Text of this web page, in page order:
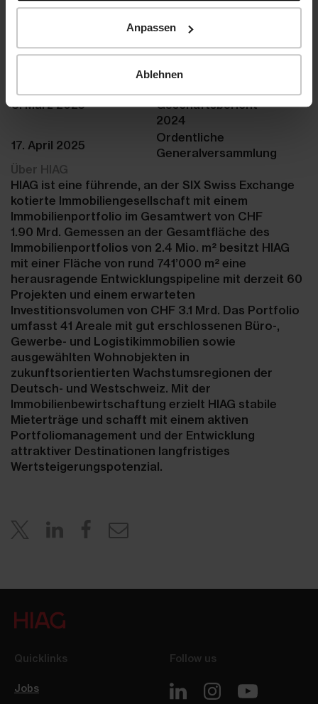
Anpassen
Ablehnen
Veröffentlichung
Halbjahresbericht
HIAG Capital Market
Day
3. März 2025
Geschäftsbericht
2024
17. April 2025
Ordentliche
Generalversammlung
Über HIAG
HIAG ist eine führende, an der SIX Swiss Exchange
kotierte Immobiliengesellschaft mit einem
Immobilienportfolio im Gesamtwert von CHF
1.90 Mrd. Gemessen an der Gesamtfläche des
Immobilienportfolios von 2.4 Mio. m² besitzt HIAG
mit einer Fläche von rund 741’000 m² eine
herausragende Entwicklungspipeline mit derzeit 60
Projekten und einem erwarteten
Investitionsvolumen von CHF 3.1 Mrd. Das Portfolio
umfasst 41 Areale mit gut erschlossenen Büro-,
Gewerbe- und Logistikimmobilien sowie
ausgewählten Wohnobjekten in
zukunftsorientierten Wachstumsregionen der
Deutsch- und Westschweiz. Mit der
Immobilienbewirtschaftung erzielt HIAG stabile
Mieterträge und schafft mit einem aktiven
Portfoliomanagement und der Entwicklung
attraktiver Destinationen langfristiges
Wertsteigerungspotenzial.
Quicklinks
Jobs
Follow us